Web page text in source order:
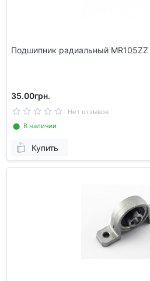
Подшипник радиальный
35.00грн.
Нет отзывов
⬤ В наличии
Купить